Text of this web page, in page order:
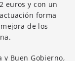
euros y con un
forma
de los
y Buen Gobierno,